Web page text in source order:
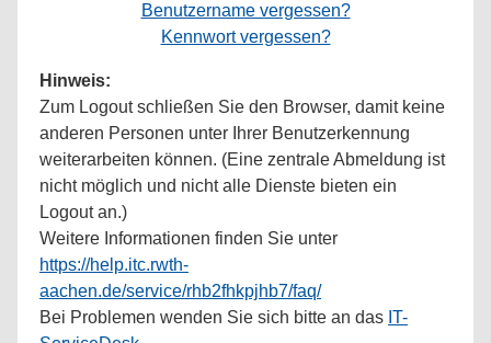
Benutzername vergessen?
Kennwort vergessen?
Hinweis:
Zum Logout schließen Sie den Browser, damit keine
anderen Personen unter Ihrer Benutzerkennung
weiterarbeiten können. (Eine zentrale Abmeldung ist
nicht möglich und nicht alle Dienste bieten ein
Logout an.)
Weitere Informationen finden Sie unter
https://help.itc.rwth-
aachen.de/service/rhb2fhkpjhb7/faq/
Bei Problemen wenden Sie sich bitte an das IT-